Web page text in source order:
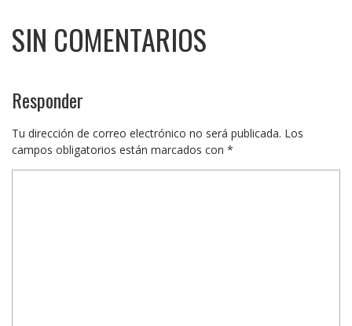
SIN COMENTARIOS
Responder
Tu dirección de correo electrónico no será publicada. Los
campos obligatorios están marcados con *